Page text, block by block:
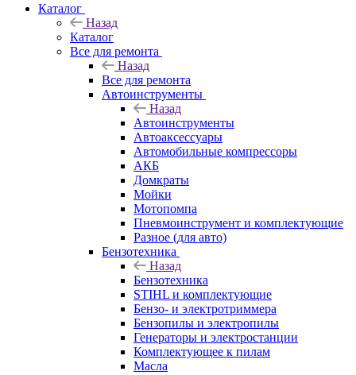
Каталог
Назад
Каталог
Все для ремонта
Назад
Все для ремонта
Автоинструменты
Назад
Автоинструменты
Автоаксессуары
Автомобильные компрессоры
АКБ
Домкраты
Мойки
Мотопомпа
Пневмоинструмент и комплектующие
Разное (для авто)
Бензотехника
Назад
Бензотехника
STIHL и комплектующие
Бензо- и электротриммера
Бензопилы и электропилы
Генераторы и электростанции
Комплектующее к пилам
Масла